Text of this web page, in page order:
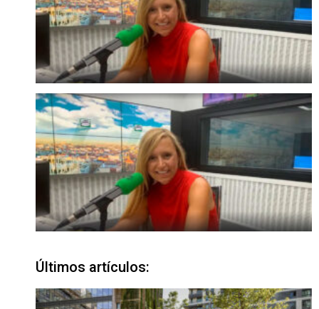
Últimos artículos: